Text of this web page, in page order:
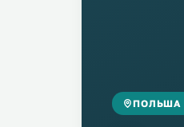
ПОЛЬША